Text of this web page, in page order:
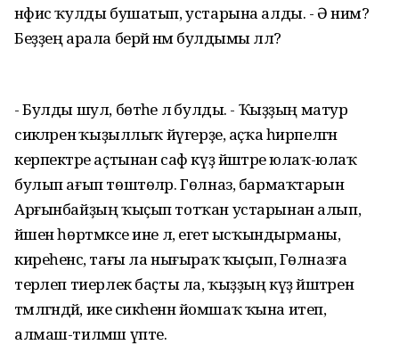
нәфис ҡулды бушатып, устарына алды. - Ә нимә?
Беҙҙең арала берәй нәмә булдымы әллә?
- Булды шул, бөтәһе лә булды. - Ҡыҙҙың матур
сикәләренә ҡыҙыллыҡ йүгерҙе, аҫҡа һирпелгән
керпектәре аҫтынан саф күҙ йәштәре юлаҡ-юлаҡ
булып ағып төштөләр. Гөлназ, бармаҡтарын
Арғынбайҙың ҡыҫып тотҡан устарынан алып,
йәшен һөртмәксе ине лә, егет ысҡындырманы,
киреһенсә, тағы ла нығыраҡ ҡыҫып, Гөлназға
терәлеп тиерлек баҫты ла, ҡыҙҙың күҙ йәштәрен
тәмләгәндәй, ике сикәһенән йомшаҡ ҡына итеп,
алмаш-тилмәш үпте.